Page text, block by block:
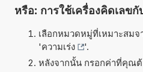
หรือ: การใช้เครื่องคิดเลขกั
เลือกหมวดหมู่ที่เหมาะสม
'ความเร่ง
'.
หลังจากนั้น กรอกค่าที่คุณต้